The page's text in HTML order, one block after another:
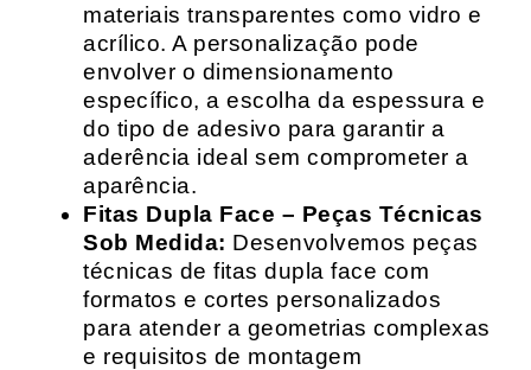
materiais transparentes como vidro e
acrílico. A personalização pode
envolver o dimensionamento
específico, a escolha da espessura e
do tipo de adesivo para garantir a
aderência ideal sem comprometer a
aparência.
Fitas Dupla Face – Peças Técnicas
Sob Medida: Desenvolvemos peças
técnicas de fitas dupla face com
formatos e cortes personalizados
para atender a geometrias complexas
e requisitos de montagem